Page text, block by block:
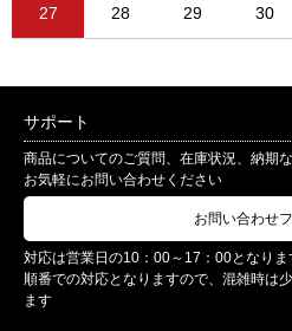
27 28 29 30
サポート
商品についてのご質問、在庫状況、納期
お気軽にお問い合わせください
お問い合わせ
対応は営業日の10：00～17：00となりま
順番での対応となりますので、混雑時は
ます